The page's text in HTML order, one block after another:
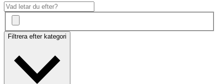
Filtrera efter kategori